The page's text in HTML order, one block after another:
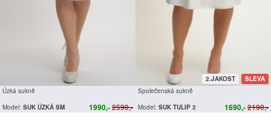
Úzká sukně
Model: SUK ÚZKÁ SM 1990,-2590,-
SLEVA
2.JAKOST
Společenská sukně
Model: SUK TULIP 2 1690,-2190,-